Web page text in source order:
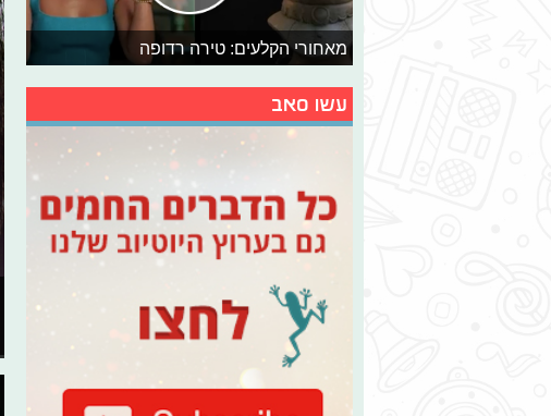
מאחורי הקלעים: טירה רדופה
עשו סאב